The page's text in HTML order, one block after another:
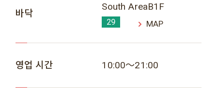
바닥
South AreaB1F
29 MAP
영업 시간 10:00～21:00